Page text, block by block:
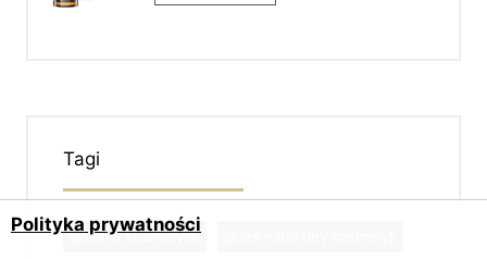
Tagi
aloes w kosmetyce
Polityka prywatności